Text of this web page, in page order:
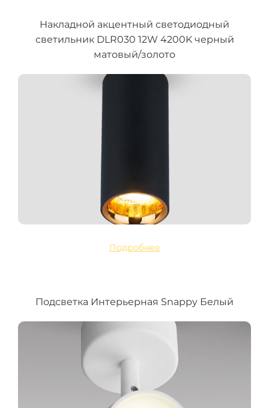
Накладной акцентный светодиодный
светильник DLR030 12W 4200K черный
матовый/золото
Подробнее
Подсветка Интерьерная Snappy Белый